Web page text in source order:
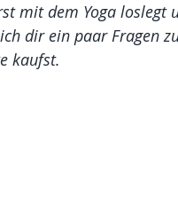
mit dem Yoga
dir ein paar Fragen
kaufst.